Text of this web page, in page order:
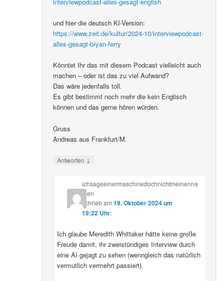
und hier die deutsch KI-Version:
https://www.zeit.de/kultur/2024-10/interviewpodcast-
alles-gesagt-bryan-ferry
Könntet Ihr das mit diesem Podcast vielleicht auch
machen – oder ist das zu viel Aufwand?
Das wäre jedenfalls toll.
Es gibt bestimmt noch mehr die kein Englisch
können und das gerne hören würden.
Gruss
Andreas aus Frankfurt/M.
Antworten ↓
ichsageeinermaschinedochnichtmeinenna
men
schriebam 19. Oktober 2024 um
19:22 Uhr:
Ich glaube Meredith Whittaker hätte keine große
Freude damit, ihr zweistündiges Interview durch
eine AI gejagt zu sehen (wenngleich das natürlich
vermutlich vermehrt passiert).